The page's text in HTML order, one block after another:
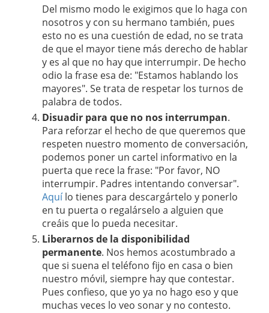
Del mismo modo le exigimos que lo haga con
nosotros y con su hermano también, pues
esto no es una cuestión de edad, no se trata
de que el mayor tiene más derecho de hablar
y es al que no hay que interrumpir. De hecho
odio la frase esa de: "Estamos hablando los
mayores". Se trata de respetar los turnos de
palabra de todos.
Disuadir para que no nos interrumpan.
Para reforzar el hecho de que queremos que
respeten nuestro momento de conversación,
podemos poner un cartel informativo en la
puerta que rece la frase: "Por favor, NO
interrumpir. Padres intentando conversar".
Aquílo tienes para descargártelo y ponerlo
en tu puerta o regalárselo a alguien que
creáis que lo pueda necesitar.
Liberarnos de la disponibilidad
permanente. Nos hemos acostumbrado a
que si suena el teléfono fijo en casa o bien
nuestro móvil, siempre hay que contestar.
Pues confieso, que yo ya no hago eso y que
muchas veces lo veo sonar y no contesto.